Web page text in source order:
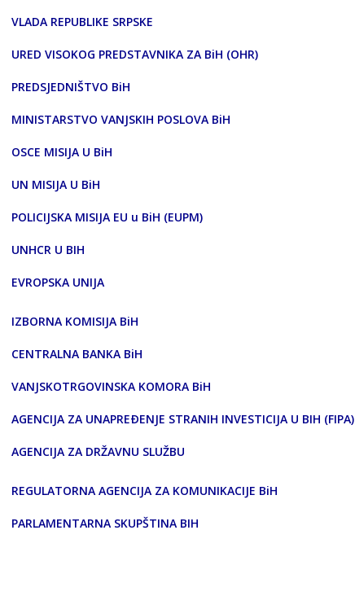
VLADA REPUBLIKE SRPSKE
URED VISOKOG PREDSTAVNIKA ZA BiH (OHR)
PREDSJEDNIŠTVO BiH
MINISTARSTVO VANJSKIH POSLOVA BiH
OSCE MISIJA U BiH
UN MISIJA U BiH
POLICIJSKA MISIJA EU u BiH (EUPM)
UNHCR U BIH
EVROPSKA UNIJA
IZBORNA KOMISIJA BiH
CENTRALNA BANKA BiH
VANJSKOTRGOVINSKA KOMORA BiH
AGENCIJA ZA UNAPREÐENJE STRANIH INVESTICIJA U BIH (FIPA)
AGENCIJA ZA DRŽAVNU SLUŽBU
REGULATORNA AGENCIJA ZA KOMUNIKACIJE BiH
PARLAMENTARNA SKUPŠTINA BIH